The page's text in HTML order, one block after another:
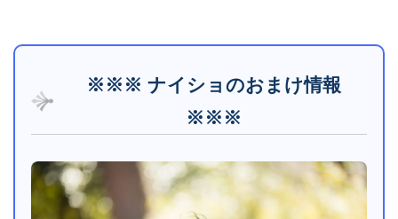
※※※ ナイショのおまけ情報
※※※